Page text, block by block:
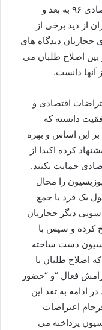
درک صورت بندی غلط از اعتراضات اقتصادی ۹۶ به بعد و
از دید برخی از
حجاریان دیدگاه های
بین اصلاح طلبان می
آنها دانست.
اقتصادی و
دانسته که
این اساس و بهره
کرده اکیدا از
حمایت نکنند.
را محال
یک فرد یا جمع
دیگر حجاریان
کرده و سپس با
دست ساخته
اصلاح طلبان با
فعال “و “حضور
در ادامه به تقد این
اعتراضات
پرداخته می